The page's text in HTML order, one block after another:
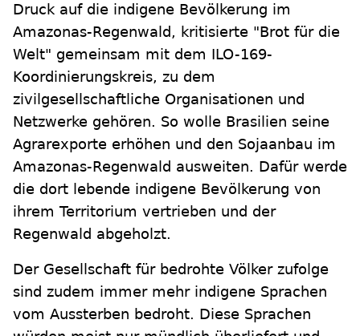
Druck auf die indigene Bevölkerung im
Amazonas-Regenwald, kritisierte "Brot für die
Welt" gemeinsam mit dem ILO-169-
Koordinierungskreis, zu dem
zivilgesellschaftliche Organisationen und
Netzwerke gehören. So wolle Brasilien seine
Agrarexporte erhöhen und den Sojaanbau im
Amazonas-Regenwald ausweiten. Dafür werde
die dort lebende indigene Bevölkerung von
ihrem Territorium vertrieben und der
Regenwald abgeholzt.
Der Gesellschaft für bedrohte Völker zufolge
sind zudem immer mehr indigene Sprachen
vom Aussterben bedroht. Diese Sprachen